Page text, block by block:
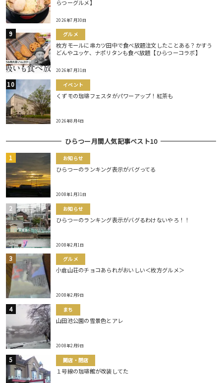
らつーグルメ】
2026年7月30日
グルメ
枚方モールに串カツ田中で食べ放題注文したことある？かすう
どんやユッケ、ナポリタンも食べ放題【ひらつーコラボ】
2026年7月31日
イベント
くずモの珈琲フェスタがパワーアップ！紅茶も
2026年8月4日
ひらつー月間人気記事ベスト10
お知らせ
ひらつーのランキング表示がバグってる
2008年1月31日
お知らせ
ひらつーのランキング表示がバグるわけないやろ！！
2008年2月1日
グルメ
小倉山荘のチョコあられがおいしい＜枚方グルメ＞
2008年2月9日
まち
山田池公園の雪景色とアレ
2008年2月9日
開店・閉店
１号線の珈琲館が改装してた